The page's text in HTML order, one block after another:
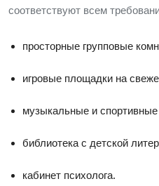
соответствуют всем
просторные групповые
игровые площадки на
музыкальные и
библиотека с детской
кабинет психолога.